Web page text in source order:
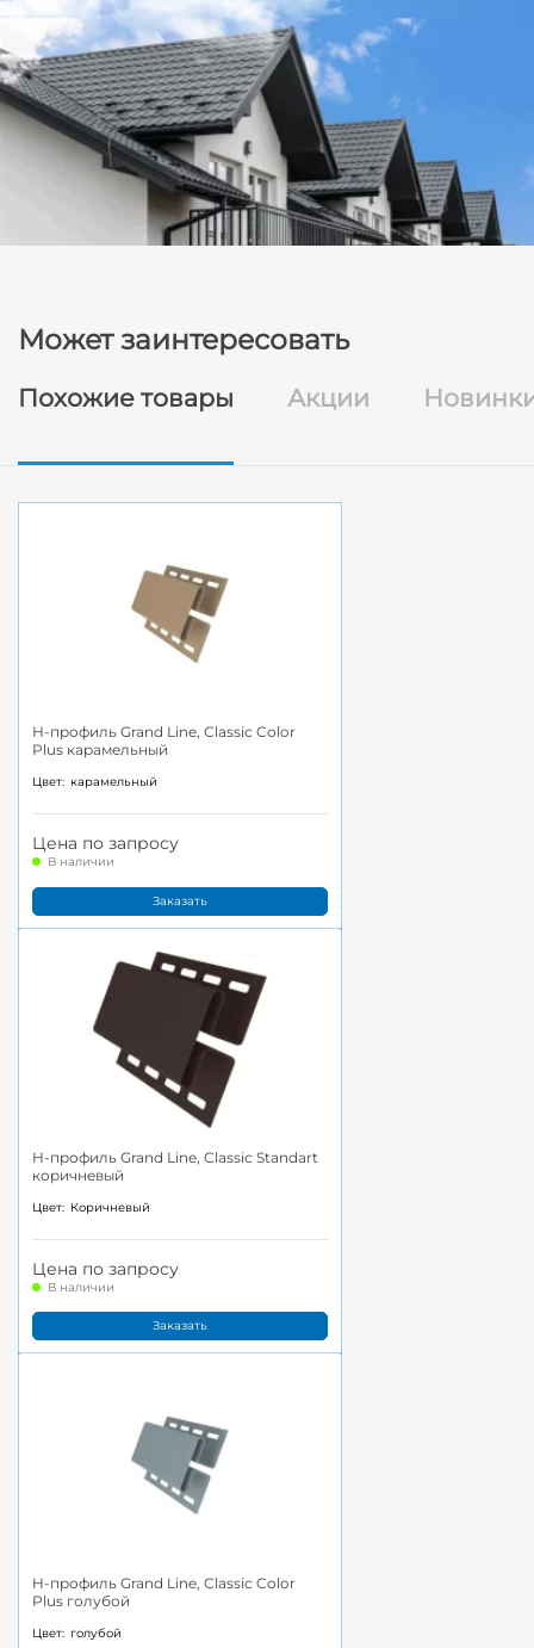
Может заинтересовать
Похожие товары Акции
H-профиль Grand Line, Classic Color
Plus карамельный
Цвет: карамельный
Цена по запросу
В наличии
Заказать
H-профиль Grand Line, Classic Standart
коричневый
Цвет: Коричневый
Цена по запросу
В наличии
Заказать
H-профиль Grand Line, Classic Color
Plus голубой
Цвет: голубой